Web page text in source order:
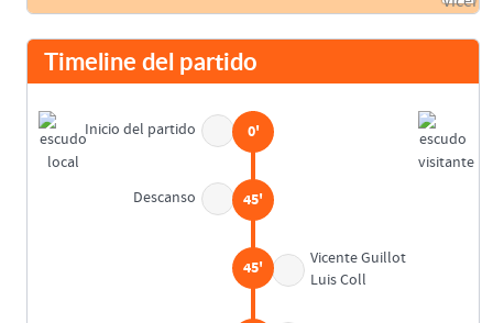
Timeline del partido
Inicio del partido 0'
Descanso 45'
Vicente Guillot
Luis Coll
45'